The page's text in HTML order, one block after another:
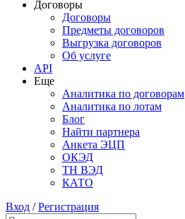
Договоры
Договоры
Предметы договоров
Выгрузка договоров
Об услуге
API
Еще
Аналитика по договорам
Аналитика по лотам
Блог
Найти партнера
Анкета ЭЦП
ОКЭД
ТН ВЭД
КАТО
Вход /Регистрация